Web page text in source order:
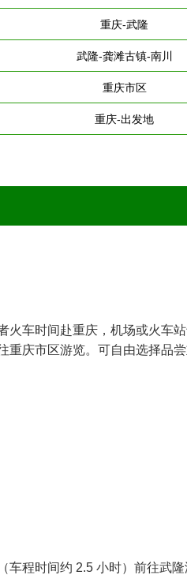
重庆-武隆
武隆-龚滩古镇-南川
重庆市区
重庆-出发地
火车时间赴重庆，机场或火车
重庆市区游览。可自由选择品
车程时间约 2.5 小时）前往武